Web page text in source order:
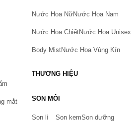
tôi. Hoặc gọi cho chúng tôi qua số
mắt
Nước Hoa NữNước Hoa Nam
Nước Hoa ChiếtNước Hoa Unisex
Body MistNước Hoa Vùng Kín
THƯƠNG HIỆU
SON MÔI
Son lì Son kemSon dưỡng